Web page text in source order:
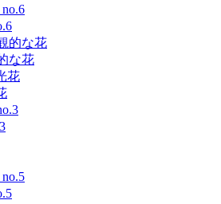
な花